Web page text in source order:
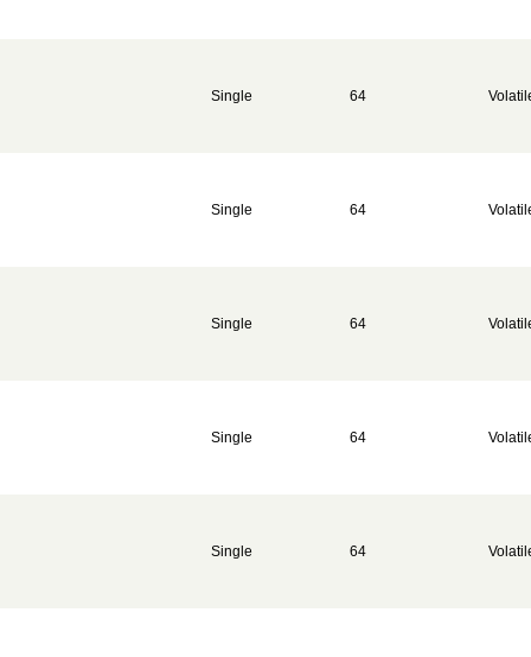
Single 64
Single 64
Single 64
Single 64
Single 64